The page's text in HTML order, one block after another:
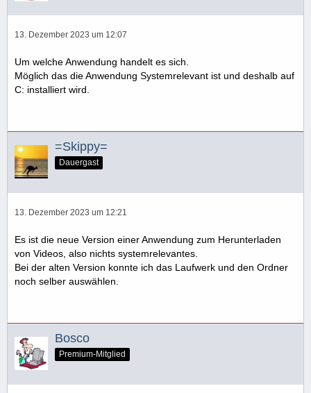
13. Dezember 2023 um 12:07
Um welche Anwendung handelt es sich.
Möglich das die Anwendung Systemrelevant ist und deshalb auf
C: installiert wird.
=Skippy=
Dauergast
13. Dezember 2023 um 12:21
Es ist die neue Version einer Anwendung zum Herunterladen
von Videos, also nichts systemrelevantes.
Bei der alten Version konnte ich das Laufwerk und den Ordner
noch selber auswählen.
Bosco
Premium-Mitglied